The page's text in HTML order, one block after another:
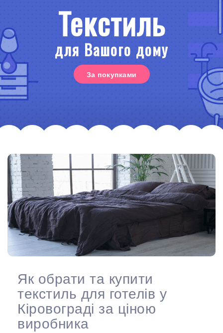
Текстиль
для Вашого дому
За покупками
Як обрати та купити
текстиль для готелів у
Кіровограді за ціною
виробника